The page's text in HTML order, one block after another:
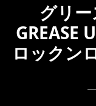
グリ
GREASE
ロックン